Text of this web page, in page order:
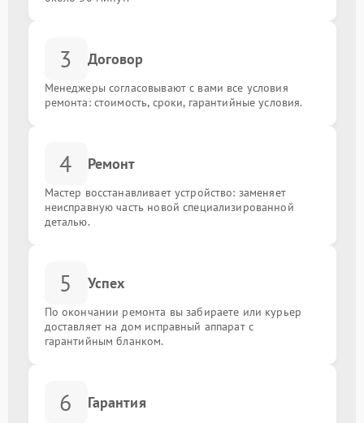
3 Договор
Менеджеры согласовывают с вами все условия
ремонта: стоимость, сроки, гарантийные условия.
4 Ремонт
Мастер восстанавливает устройство: заменяет
неисправную часть новой специализированной
деталью.
5 Успех
По окончании ремонта вы забираете или курьер
доставляет на дом исправный аппарат с
гарантийным бланком.
6 Гарантия